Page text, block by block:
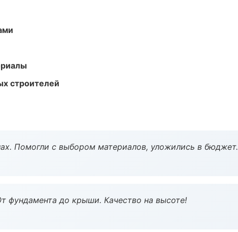
строителей
Помогли с выбором материалов, уложились в бюджет.
фундамента до крыши. Качество на высоте!